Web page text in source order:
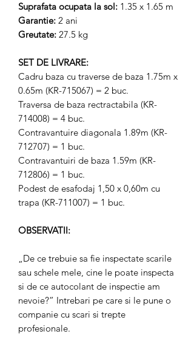
Suprafata ocupata la sol: 1.35 x 1.65 m
Garantie: 2 ani
Greutate: 27.5 kg
SET DE LIVRARE:
Cadru baza cu traverse de baza 1.75m x
0.65m (KR-715067) = 2 buc.
Traversa de baza rectractabila (KR-
714008) = 4 buc.
Contravantuire diagonala 1.89m (KR-
712707) = 1 buc.
Contravantuiri de baza 1.59m (KR-
712806) = 1 buc.
Podest de esafodaj 1,50 x 0,60m cu
trapa (KR-711007) = 1 buc.
OBSERVATII:
„De ce trebuie sa fie inspectate scarile
sau schele mele, cine le poate inspecta
si de ce autocolant de inspectie am
nevoie?” Intrebari pe care si le pune o
companie cu scari si trepte
profesionale.